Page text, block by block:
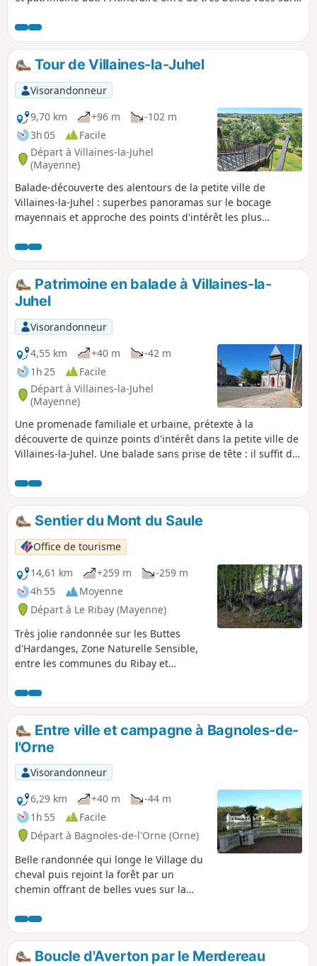
permettent de raccourcir ou d'agrémenter la balade.
Tour de Villaines-la-Juhel
Visorandonneur
9,70 km
+96 m
-102 m
3h 05
Facile
Départ à Villaines-la-Juhel
(Mayenne)
Balade-découverte des alentours de la petite ville de
Villaines-la-Juhel : superbes panoramas sur le bocage
mayennais et approche des points d'intérêt les plus
Patrimoine en balade à Villaines-la-
Juhel
Visorandonneur
4,55 km
+40 m
-42 m
1h 25
Facile
Départ à Villaines-la-Juhel
(Mayenne)
Une promenade familiale et urbaine, prétexte à la
découverte de quinze points d'intérêt dans la petite ville de
Villaines-la-Juhel. Une balade sans prise de tête : il suffit de
promeneurs. Des panneaux d'explications satisferont les
plus curieux : quinze panneaux oranges sur le patrimoine
bâti, un panneau blanc sur les événements liés à la 2e
guerre mondiale et une vingtaine de panneaux sur le
patrimoine naturel, la faune et la flore. Cheminement
"pieds secs" sans passage en terre, idéal pour les périodes
pluvieuses.
Sentier du Mont du Saule
Office de tourisme
14,61 km
+259 m
-259 m
4h 55
Moyenne
Départ à Le Ribay (Mayenne)
Très jolie randonnée sur les Buttes
d'Hardanges, Zone Naturelle Sensible,
entre les communes du Ribay et
militaire est aujourd'hui un véritable
havre de paix et elle offre un vaste
ensemble de prairies naturelles, de
landes humides, de landes sèches, de
tourbières, de fonds de vallée.
Entre ville et campagne à Bagnoles-de-
l'Orne
Visorandonneur
6,29 km
+40 m
-44 m
1h 55
Facile
Départ à Bagnoles-de-l'Orne (Orne)
Belle randonnée qui longe le Village du
cheval puis rejoint la forêt par un
chemin offrant de belles vues sur la
ensuite le prieuré Saint-Ortaire puis
ramène au centre de Bagnoles-de-
l'Orne pour rejoindre le parking en
passant par le lac et le casino.
Boucle d'Averton par le Merdereau